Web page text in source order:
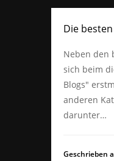
Die
Neben den
sich beim
Blogs"
anderen
darunter…
Geschrieben